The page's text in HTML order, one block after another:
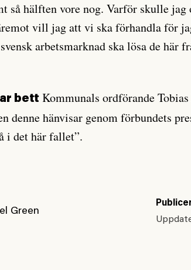
så hälften vore nog. Varför skulle
vill jag att vi ska förhandla för
arbetsmarknad ska lösa de här
bett Kommunals ordförande
denne hänvisar genom förbundets
i det här fallet”.
Green